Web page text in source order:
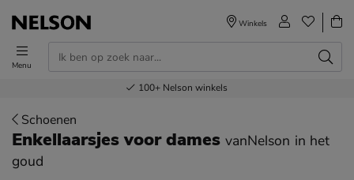
Menu
Winkels
Voor 23.00u besteld,volgende dag in huis
Gratisverzending en retour
Bestel nu,betaal later
100+ Nelson winkels
Schoenen
Enkellaarsjes voor dames vanNelson in het
goud